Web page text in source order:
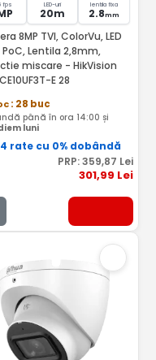
fps LED-uri
20m
lentila fixa
2.8mm
8MP TVI, ColorVu, LED
Lentila 2,8mm,
miscare - HikVision
E 28
: 28 buc
până în ora 14:00 și
luni
4 rate cu 0% dobândă
PRP:359,87 Lei
301,99 Lei